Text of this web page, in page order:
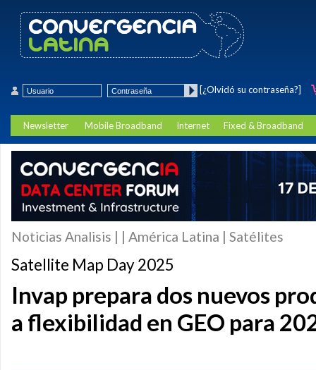
[¿Olvidó su contraseña?]
Newsletter Mobile Broadband Internet Fixed & Broadband
Noticias Analisis | | América Latina | Satélites
Satellite Map Day 2025
Invap prepara dos nuevos
a flexibilidad en GEO para